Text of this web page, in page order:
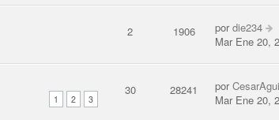
2 1906 pordie234
Mar Ene 20,
1 2 3
30 28241 por
Mar Ene 20,